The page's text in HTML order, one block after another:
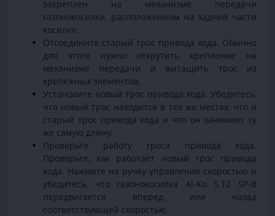
закреплен на механизме передачи
газонокосилки, расположенном на задней части
косилки.
Отсоедините старый трос привода хода. Обычно
для этого нужно открутить крепление на
механизме передачи и вытащить трос из
крепежных элементов.
Установите новый трос привода хода. Убедитесь,
что новый трос находится в тех же местах, что и
старый трос привода хода и что он занимает ту
же самую длину.
Проверьте работу троса привода хода.
Проверьте, как работает новый трос привода
хода. Нажмите на ручку управления скоростью и
убедитесь, что газонокосилка Al-Ko 5.12 SP-B
передвигается вперед или назад
соответствующей скоростью.